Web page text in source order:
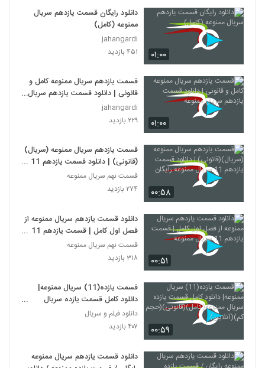
۰۱:۰۰
دانلود رایگان قسمت یازدهم سریال
ممنوعه (کامل)
jahangardi
۴۵۱ بازدید
۰۱:۰۰
قسمت یازدهم سریال ممنوعه کامل و
قانونی | دانلود قسمت یازدهم سریال
ممنوعه
jahangardi
۲۲۹ بازدید
۰۰:۵۸
قسمت یازدهم سریال ممنوعه (سریال)
(قانونی) | دانلود قسمت یازدهم 11
سریال ممنوعه رایگان
قسمت نهم سریال ممنوعه
۲۷۴ بازدید
۰۰:۵۱
دانلود قسمت یازدهم سریال ممنوعه از
فصل اول کامل | قسمت یازدهم 11
سریال ممنوعه
قسمت نهم سریال ممنوعه
۳۱۸ بازدید
۰۰:۵۹
قسمت یازده(11) سریال ممنوعه|
دانلود کامل قسمت یازده سریال
ممنوعه(کامل)(قانونی)(حجم کم)
(آنلاین)
دانلود فیلم و سریال
۴۰۷ بازدید
دانلود قسمت یازدهم سریال ممنوعه